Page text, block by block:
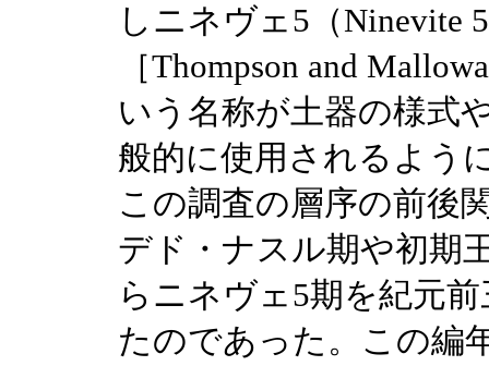
しニネヴェ5（Ninevite
［Thompson and
いう名称が土器の様式
般的に使用されるよう
この調査の層序の前後
デド・ナスル期や初期
らニネヴェ5期を紀元
たのであった。この編